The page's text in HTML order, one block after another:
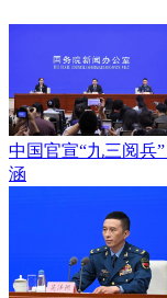
中国官宣“九三阅兵
涵